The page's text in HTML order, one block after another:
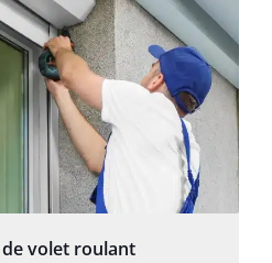
volet roulant